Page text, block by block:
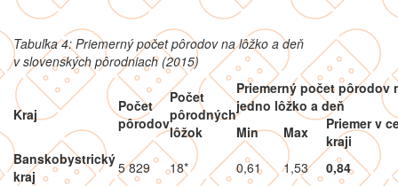
Tabuľka 4: Priemerný počet pôrodov na lôžko a deň
v slovenských pôrodniach (2015)
Kraj
Počet
pôrodov
Počet
pôrodných
lôžok
Priemerný počet pôrodov
jedno lôžko a deň
Min
Max
Priemer v
kraji
Banskobystrický
kraj
5 829 18* 0,61 1,53
0,84